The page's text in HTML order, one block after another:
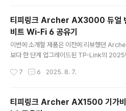
CIe Wi-Fi 7 와이파이, 블루투스 5.4 무선 랜
하면 좋은데요. 리뷰를 통해 자세히 살펴보겠습
~ Start!! 패키지 & 스펙 정보 패키지에는 무
안테나 모습을 리얼하게 표현하면서 포인트 내
구성, Wi-Fi 6 기준 2개 빠른..
티피링크 Archer AX3000 듀얼 밴드 기가
비트 Wi-Fi 6 공유기
이번에 소개할 제품은 이전에 리뷰했던
보다 한 단계 업그레이드된 TP-Link의 2025
모델명이 유사해 혼동될 수 있는데 블랙 컬러는
기본적으로 스펙 정보를 살펴보면 AX3000은
모리 성능이 크게 향상되었고, 최대 3Gbps의
7 6 2025. 8. 7.
티피링크 Archer AX1500 기가